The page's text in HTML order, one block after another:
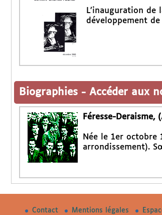
L’inauguration
développement
Biographies - Accéder aux
Féresse-
Née le 1er octobre
arrondissement).
Contact Mentions légales